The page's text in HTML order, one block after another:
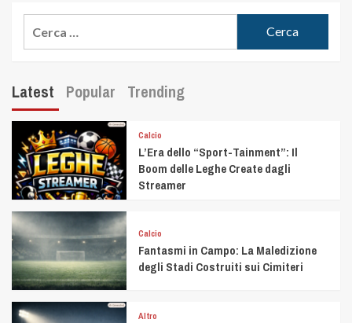
Latest Popular Trending
Calcio
L’Era dello “Sport-Tainment”: Il
Boom delle Leghe Create dagli
Streamer
Calcio
Fantasmi in Campo: La Maledizione
degli Stadi Costruiti sui Cimiteri
Altro